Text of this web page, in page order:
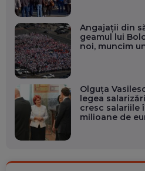
Angajații din
geamul lui
noi, muncim
Olguța
legea
cresc salariile
milioane de